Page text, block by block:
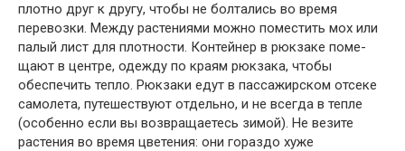
плотно друг к другу, чтобы не болтались во время
перевозки. Между растениями можно поместить мох или
палый лист для плотности. Контейнер в рюкзаке поме­
щают в центре, одежду по краям рюкзака, чтобы
обеспечить тепло. Рюкзаки едут в пассажирском отсеке
самолета, путешествуют отдельно, и не всегда в тепле
(особенно если вы возвращаетесь зимой). Не везите
растения во время цветения: они гораздо хуже